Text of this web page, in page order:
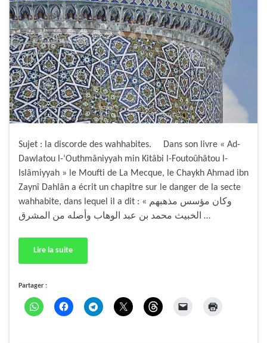
Sujet : la discorde des wahhabites. Dans son livre « Ad-
Dawlatou l-‘Outhmâniyyah min Kitâbi l-Foutoûhâtou l-
Islâmiyyah » le Moufti de La Mecque, le Chaykh Ahmad ibn
Zaynî Dahlân a écrit un chapitre sur le danger de la secte
wahhabite, dans lequel il a dit : « وكان مؤسس مذهبهم
الخبيث محمد بن عبد الوهاب وأصله من المشرق …
Lire la suite
Partager :